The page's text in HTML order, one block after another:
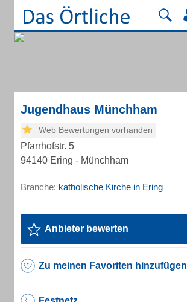
Jugendhaus Münchham
Web Bewertungen vorhanden
Pfarrhofstr. 5
94140 Ering - Münchham
Branche: katholische Kirche in Ering
Anbieter bewerten
Zu meinen Favoriten hinzufügen